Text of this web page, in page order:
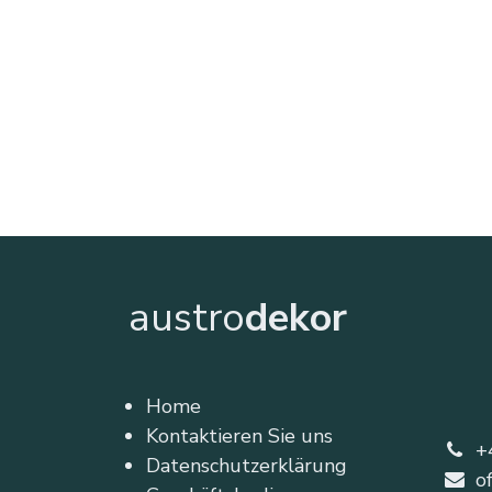
austrodekor
Home
Kontaktieren Sie uns
Datenschutzerklärung